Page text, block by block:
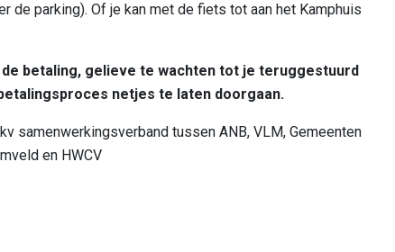
de parking). Of je kan met de fiets tot aan het Kamphuis
de betaling, gelieve te wachten tot je teruggestuurd
netjes te laten doorgaan.
samenwerkingsverband tussen ANB, VLM, Gemeenten
en HWCV